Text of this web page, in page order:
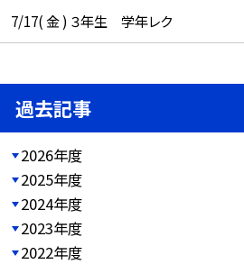
7/17( 金 ) ３年生 学年レク
過去記事
2026年度
2025年度
2024年度
2023年度
2022年度